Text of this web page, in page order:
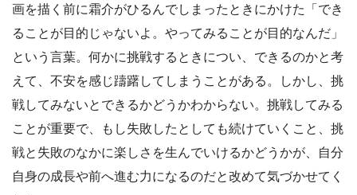
画を描く前に霜介がひるんでしまったときにかけた「でき
ることが目的じゃないよ。やってみることが目的なんだ」
という言葉。何かに挑戦するときについ、できるのかと考
えて、不安を感じ躊躇してしまうことがある。しかし、挑
戦してみないとできるかどうかわからない。挑戦してみる
ことが重要で、もし失敗したとしても続けていくこと、挑
戦と失敗のなかに楽しさを生んでいけるかどうかが、自分
自身の成長や前へ進む力になるのだと改めて気づかせてく